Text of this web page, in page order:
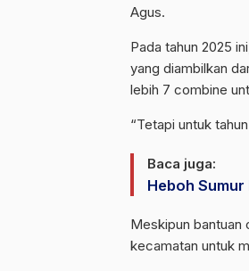
Agus.
Pada tahun 2025
yang diambilkan
lebih 7 combine
“Tetapi untuk
Baca juga:
Heboh
Meskipun bantuan
kecamatan untuk